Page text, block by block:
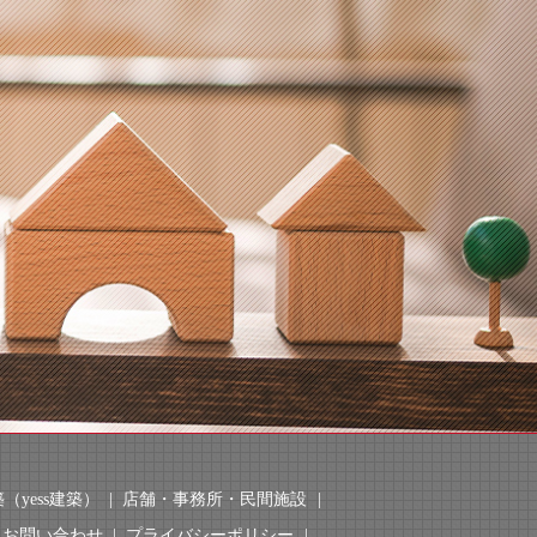
yess建築）
店舗・事務所・民間施設